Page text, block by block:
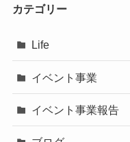
カテゴリー
Life
イベント事業
イベント事業報告